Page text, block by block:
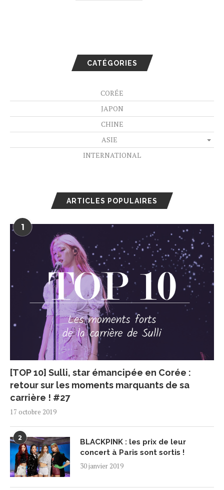
CATÉGORIES
CORÉE
JAPON
CHINE
ASIE
INTERNATIONAL
ARTICLES POPULAIRES
1
[TOP 10] Sulli, star émancipée en Corée :
retour sur les moments marquants de sa
carrière ! #27
17 octobre 2019
2
BLACKPINK : les prix de leur
concert à Paris sont sortis !
30 janvier 2019